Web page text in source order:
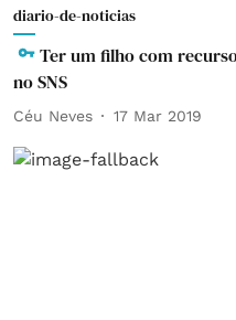
diario-de-noticias
Ter um filho com
no SNS
Céu Neves 17 Mar 2019